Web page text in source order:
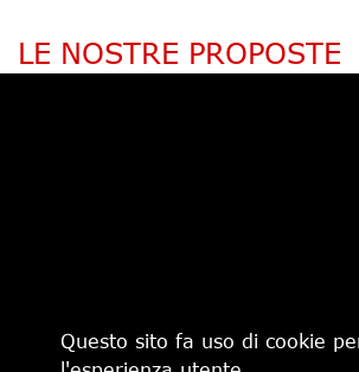
LE NOSTRE PROPOSTE
€ 165,00-30%€ 115,50
Questo sito fa uso di cookie